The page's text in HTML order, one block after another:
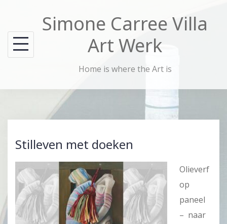
content
Simone Carree Villa
Art Werk
Home is where the Art is
Stilleven met doeken
Olieverf
op
paneel
– naar